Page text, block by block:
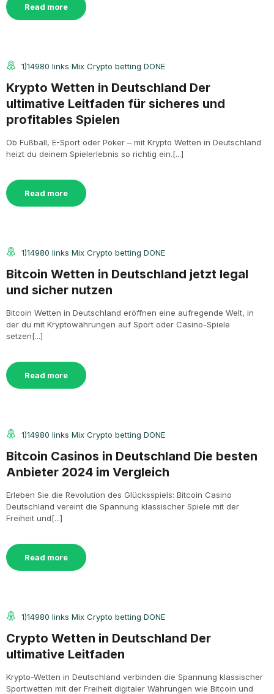
Read more
1)14980 links Mix Crypto betting DONE
Krypto Wetten in Deutschland Der
ultimative Leitfaden für sicheres und
profitables Spielen
Ob Fußball, E-Sport oder Poker – mit Krypto Wetten in Deutschland
heizt du deinem Spielerlebnis so richtig ein.[...]
Read more
1)14980 links Mix Crypto betting DONE
Bitcoin Wetten in Deutschland jetzt legal
und sicher nutzen
Bitcoin Wetten in Deutschland eröffnen eine aufregende Welt, in
der du mit Kryptowährungen auf Sport oder Casino-Spiele
setzen[...]
Read more
1)14980 links Mix Crypto betting DONE
Bitcoin Casinos in Deutschland Die besten
Anbieter 2024 im Vergleich
Erleben Sie die Revolution des Glücksspiels: Bitcoin Casino
Deutschland vereint die Spannung klassischer Spiele mit der
Freiheit und[...]
Read more
1)14980 links Mix Crypto betting DONE
Crypto Wetten in Deutschland Der
ultimative Leitfaden
Krypto-Wetten in Deutschland verbinden die Spannung klassischer
Sportwetten mit der Freiheit digitaler Währungen wie Bitcoin und